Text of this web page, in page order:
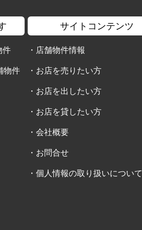
件
物件
サイトコンテンツ
・ 店舗物件情報
・ お店を売りたい方
・ お店を出したい方
・ お店を貸したい方
・会社概要
・ お問合せ
・個人情報の取り扱いについて